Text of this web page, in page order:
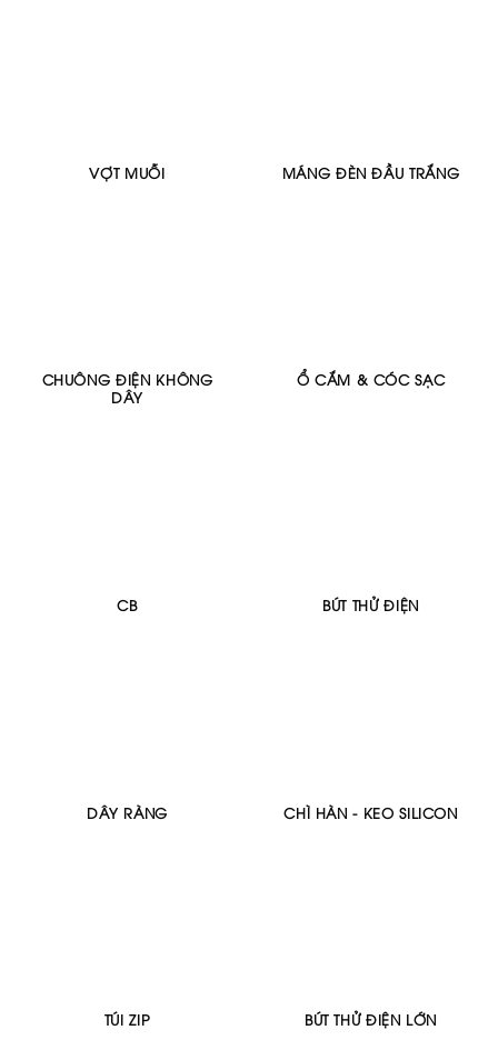
VỢT MUỖI MÁNG ĐÈN ĐẦU TRẮNG
CHUÔNG ĐIỆN KHÔNG
DÂY
Ổ CẮM & CÓC SẠC
CB BÚT THỬ ĐIỆN
DÂY RÀNG CHÌ HÀN - KEO SILICON
TÚI ZIP BÚT THỬ ĐIỆN LỚN